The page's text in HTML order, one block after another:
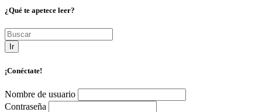
¿Qué te apetece leer?
Ir
¡Conéctate!
Nombre de usuario
Contraseña